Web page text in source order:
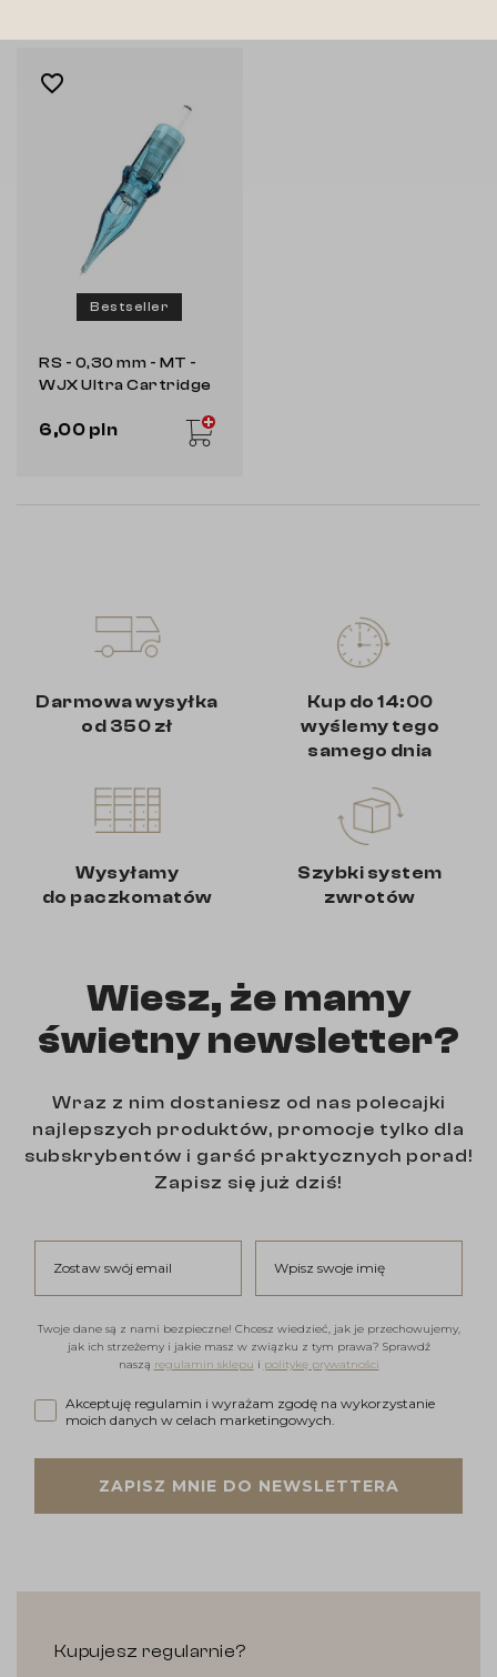
Bestseller
favorite_border
RS - 0,30 mm - MT -
WJX Ultra Cartridge
6,00 pln
Darmowa wysyłka
od 350 zł
Kup do 14:00
wyślemy tego
samego dnia
Wysyłamy
do paczkomatów
Szybki system
zwrotów
Wiesz, że mamy
świetny newsletter?
Wraz z nim dostaniesz od nas polecajki
najlepszych produktów, promocje tylko dla
subskrybentów i garść praktycznych porad!
Zapisz się już dziś!
Twoje dane są z nami bezpieczne! Chcesz wiedzieć, jak je przechowujemy,
jak ich strzeżemy i jakie masz w związku z tym prawa? Sprawdź
naszą regulamin sklepu i politykę prywatności
Akceptuję regulamin i wyrażam zgodę na wykorzystanie
Akceptuję regulamin i wyrażam zgodę na wykorzystanie
moich danych w celach marketingowych.
ZAPISZ MNIE DO NEWSLETTERA
Kupujesz regularnie?